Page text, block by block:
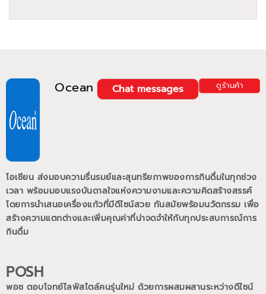
Ocean ดูร้านค้า
Chat messages
โอเชียน ส่งมอบความรื่นรมย์และสุนทรียภาพของการกินดื่มในทุกช่วง
เวลา พร้อมมอบแรงบันดาลใจแห่งความงามและความคิดสร้างสรรค์
โดยการนำเสนอเครื่องแก้วที่มีดีไซน์สวย ทันสมัยพร้อมนวัตกรรม เพื่อ
สร้างความแตกต่างและเพิ่มคุณค่าที่น่าจดจำให้กับทุกประสบการณ์การ
กินดื่ม
POSH
พอช ตอบโจทย์ไลฟ์สไตล์คนรุ่นใหม่ ด้วยการผสมผสานระหว่างดีไซน์